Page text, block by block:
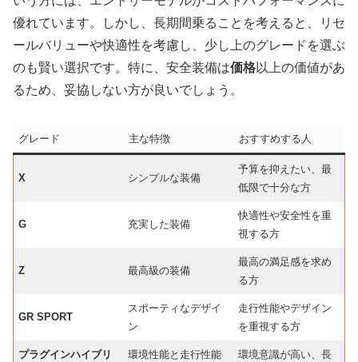
優れています。しかし、長期間乗ることを考えると、リセ
ールバリューや快適性を考慮し、少し上のグレードを選ぶ
のも賢い選択です。特に、安全装備は価格以上の価値があ
るため、妥協しない方が良いでしょう。
グレード 主な特徴 おすすめする人
X シンプルな装備
予算を抑えたい、最
低限で十分な方
G 充実した装備
快適性や安全性を重
視する方
Z 最高級の装備
最高の満足感を求め
る方
GR SPORT
スポーティなデザイ
ン
走行性能やデザイン
を重視する方
プラグインハイブリ
環境性能と走行性能
環境意識が高い、長